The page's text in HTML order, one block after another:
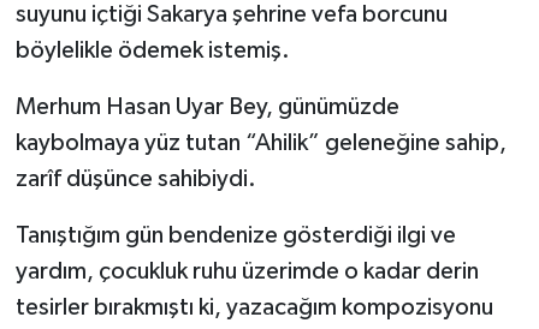
suyunu içtiği Sakarya şehrine vefa borcunu
böylelikle ödemek istemiş.
Merhum Hasan Uyar Bey, günümüzde
kaybolmaya yüz tutan “Ahilik” geleneğine sahip,
zarîf düşünce sahibiydi.
Tanıştığım gün bendenize gösterdiği ilgi ve
yardım, çocukluk ruhu üzerimde o kadar derin
tesirler bırakmıştı ki, yazacağım kompozisyonu